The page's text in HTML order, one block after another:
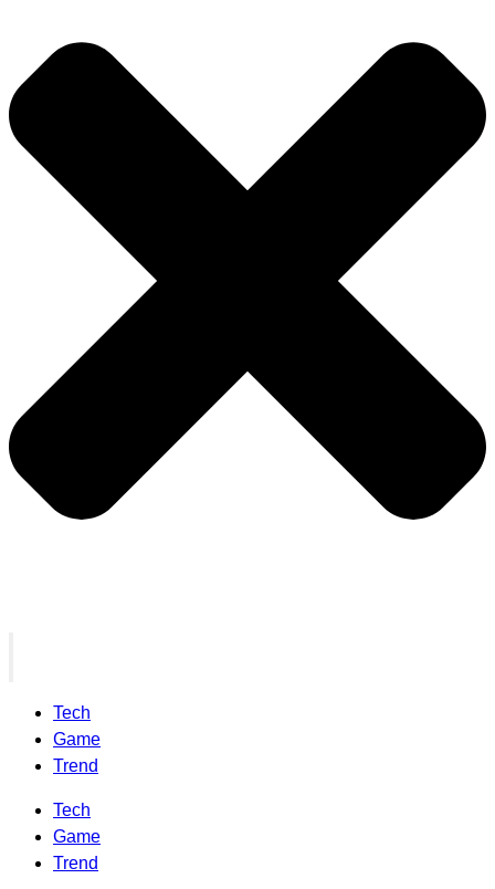
Tech
Game
Trend
Tech
Game
Trend